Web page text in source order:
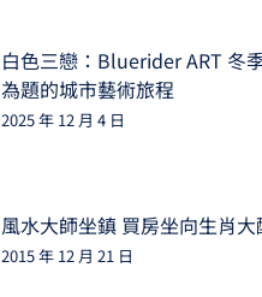
白色三戀：Bluerider ART 冬
為題的城市藝術旅程
2025 年 12 月 4 日
風水大師坐鎮 買房坐向生肖大
2015 年 12 月 21 日